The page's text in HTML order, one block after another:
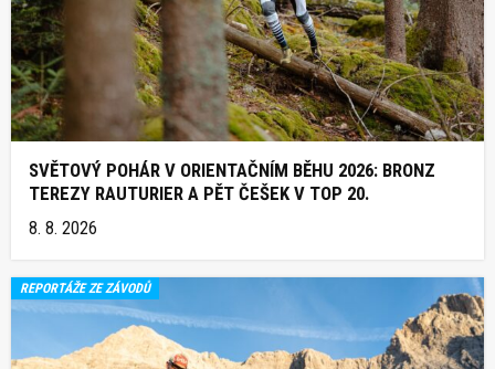
SVĚTOVÝ POHÁR V ORIENTAČNÍM BĚHU 2026: BRONZ
TEREZY RAUTURIER A PĚT ČEŠEK V TOP 20.
8. 8. 2026
REPORTÁŽE ZE ZÁVODŮ